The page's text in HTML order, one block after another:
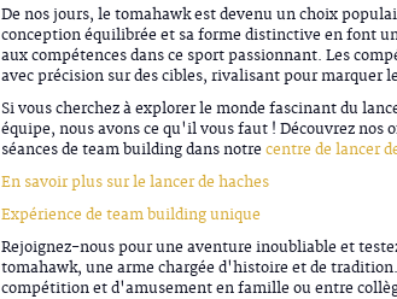
De nos jours, le tomahawk est devenu un choix
conception équilibrée et sa forme distinctive en font
aux compétences dans ce sport passionnant. Les
avec précision sur des cibles, rivalisant pour marquer
Si vous cherchez à explorer le monde fascinant du
équipe, nous avons ce qu'il vous faut ! Découvrez nos
séances de team building dans notre centre de lancer
En savoir plus sur le lancer de haches
Expérience de team building unique
Rejoignez-nous pour une aventure inoubliable et
tomahawk, une arme chargée d'histoire et de
compétition et d'amusement en famille ou entre